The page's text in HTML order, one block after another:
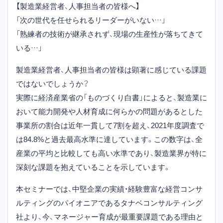
【製造業経営者、人事担当者の皆様へ】
「次の世代を任せられるリーダーがいない…」
「熟練者の技術が継承されず、現場の生産性が落ちてきて
いる…」
製造業経営者、人事担当者の皆様は顕著に感じている課題
ではないでしょうか？
実際に経済産業省の「ものづくり白書」によると、製造業に
おいて能力開発や人材育成に何らかの問題があるとした
事業所の割合は近年一貫して7割を超え、2021年度調査で
は84.8%と過去最高水準に達しています。この数字は、全
産業の平均と比較しても高い水準であり、製造業界が特に
深刻な課題を抱えていることを示しています。
本セミナーでは、中堅企業の実績・経験豊富な経営コンサ
ルティングのパイオニアであるタナベコンサルティング
社より、今、マネージャー育成が最重要課題である理由と